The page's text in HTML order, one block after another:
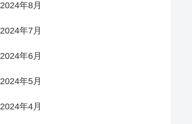
2024年8月
2024年7月
2024年6月
2024年5月
2024年4月